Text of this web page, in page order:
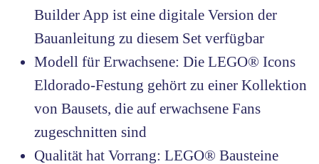
Builder App ist eine digitale Version der
Bauanleitung zu diesem Set verfügbar
Modell für Erwachsene: Die LEGO® Icons
Eldorado-Festung gehört zu einer Kollektion
von Bausets, die auf erwachsene Fans
zugeschnitten sind
Qualität hat Vorrang: LEGO® Bausteine